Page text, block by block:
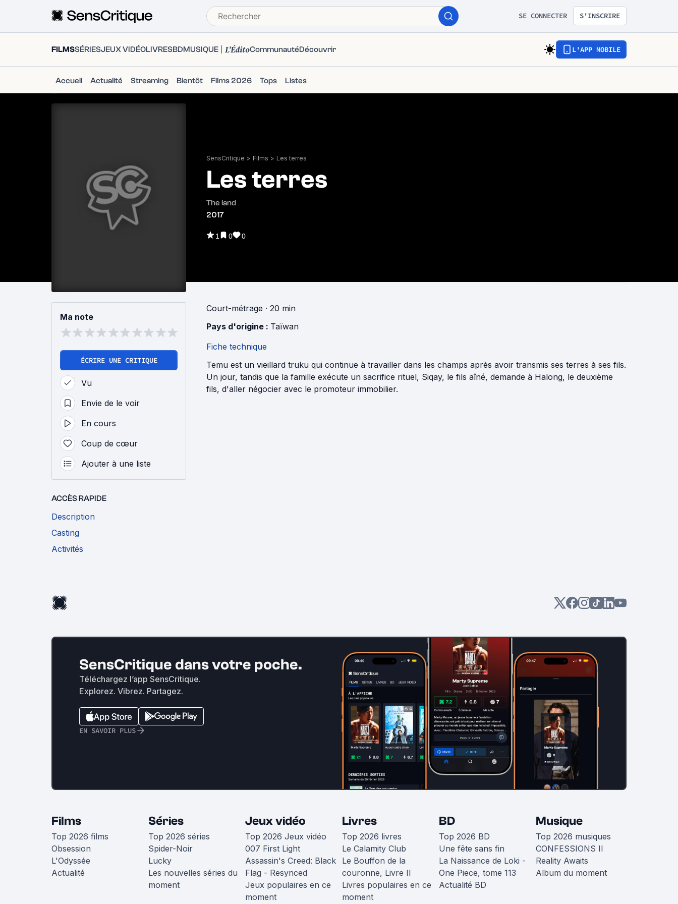
SE CONNECTER S'INSCRIRE
FILMSSÉRIESJEUX VIDÉOLIVRESBDMUSIQUE L'ÉditoCommunautéDécouvrir L'APP MOBILE
Accueil Actualité Streaming Bientôt Films 2026 Tops Listes
SensCritique > Films > Les terres
Les terres
The land
2017
1 0 0
Ma note
ÉCRIRE UNE CRITIQUE
Vu
Envie de le voir
En cours
Coup de cœur
Ajouter à une liste
ACCÈS RAPIDE
Description
Casting
Activités
Court-métrage · 20 min
Pays d'origine : Taïwan
Fiche technique
Temu est un vieillard truku qui continue à travailler dans les champs après avoir transmis ses terres à ses fils.
Un jour, tandis que la famille exécute un sacrifice rituel, Siqay, le fils aîné, demande à Halong, le deuxième
fils, d'aller négocier avec le promoteur immobilier.
SensCritique dans votre poche.
Téléchargez l’app SensCritique.
Explorez. Vibrez. Partagez.
EN SAVOIR PLUS
Films
Top 2026 films
Obsession
L'Odyssée
Actualité
Séries
Top 2026 séries
Spider-Noir
Lucky
Les nouvelles séries du
moment
Jeux vidéo
Top 2026 Jeux vidéo
007 First Light
Assassin's Creed: Black
Flag - Resynced
Jeux populaires en ce
moment
Livres
Top 2026 livres
Le Calamity Club
Le Bouffon de la
couronne, Livre II
Livres populaires en ce
moment
BD
Top 2026 BD
Une fête sans fin
La Naissance de Loki -
One Piece, tome 113
Actualité BD
Musique
Top 2026 musiques
CONFESSIONS II
Reality Awaits
Album du moment